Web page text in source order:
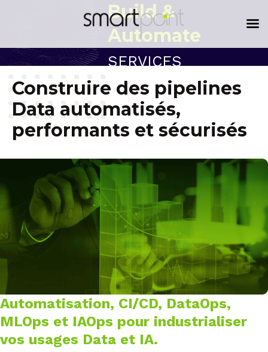
Build &
Automate
SERVICES
Construire des pipelines
Data automatisés,
performants et sécurisés
Automatisation, CI/CD, DataOps,
MLOps et IAOps pour industrialiser
vos usages Data et IA.